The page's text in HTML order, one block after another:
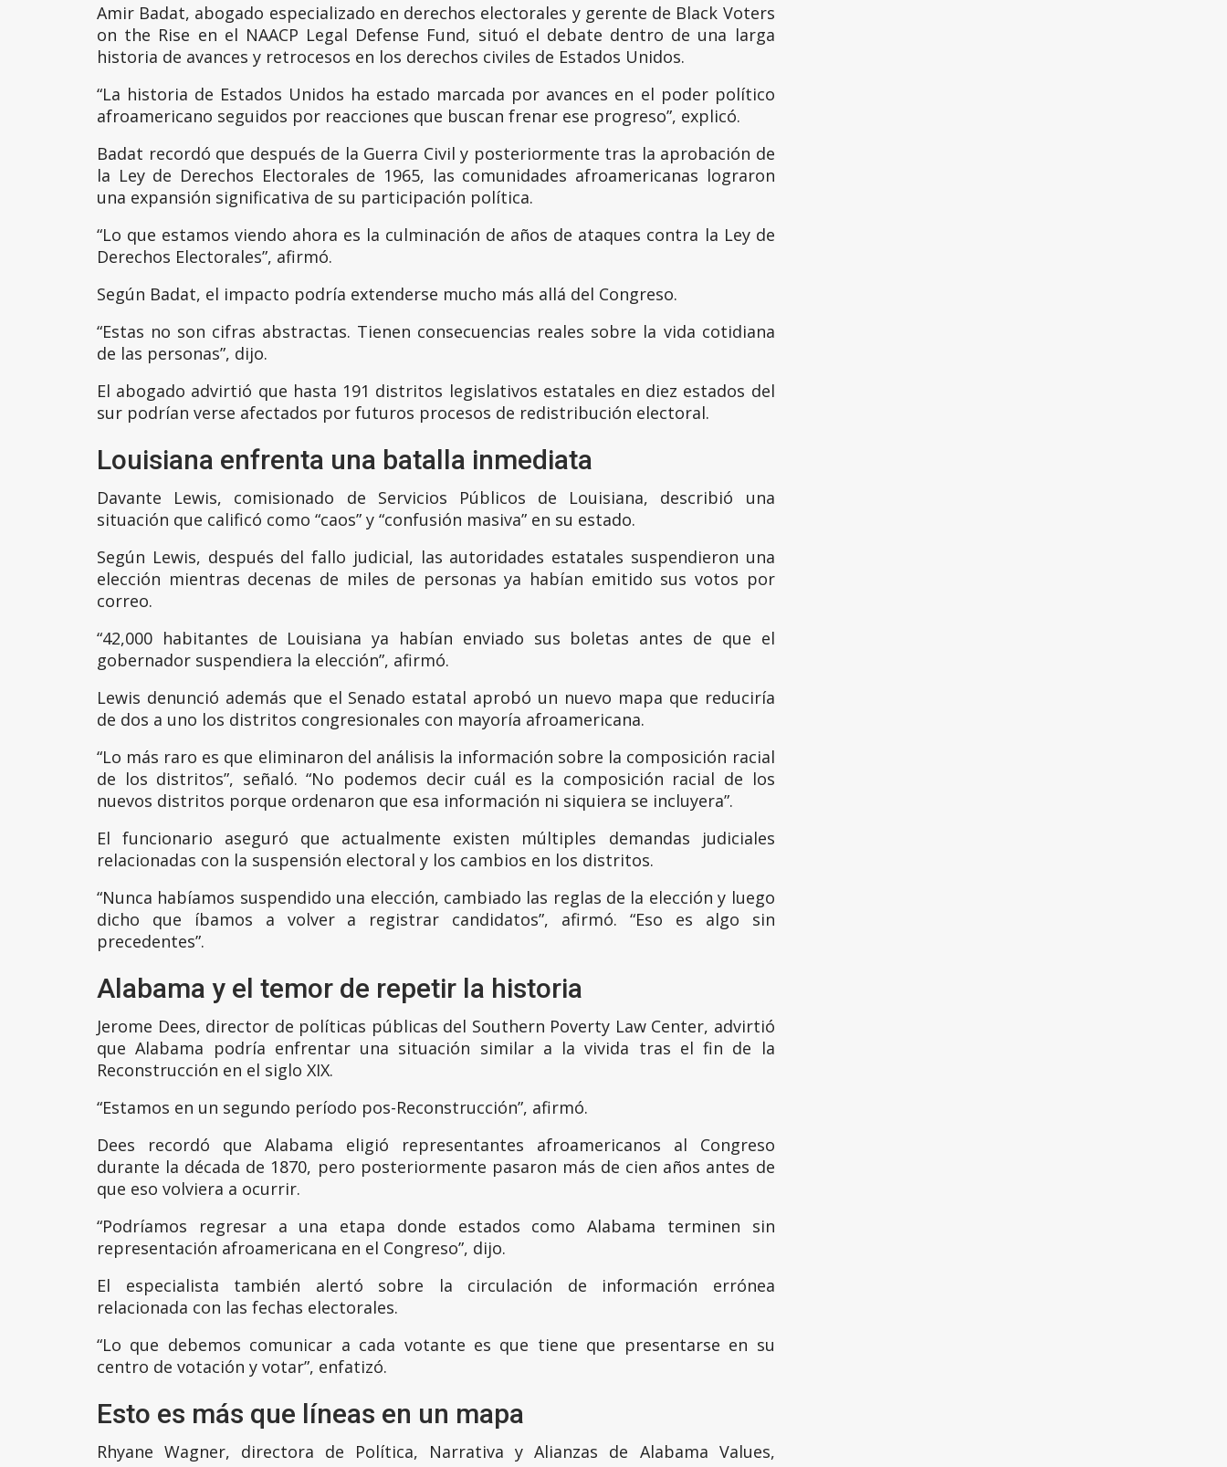
Amir Badat, abogado especializado en derechos electorales y gerente de Black Voters
on the Rise en el NAACP Legal Defense Fund, situó el debate dentro de una larga
historia de avances y retrocesos en los derechos civiles de Estados Unidos.
“La historia de Estados Unidos ha estado marcada por avances en el poder político
afroamericano seguidos por reacciones que buscan frenar ese progreso”, explicó.
Badat recordó que después de la Guerra Civil y posteriormente tras la aprobación de
la Ley de Derechos Electorales de 1965, las comunidades afroamericanas lograron
una expansión significativa de su participación política.
“Lo que estamos viendo ahora es la culminación de años de ataques contra la Ley de
Derechos Electorales”, afirmó.
Según Badat, el impacto podría extenderse mucho más allá del Congreso.
“Estas no son cifras abstractas. Tienen consecuencias reales sobre la vida cotidiana
de las personas”, dijo.
El abogado advirtió que hasta 191 distritos legislativos estatales en diez estados del
sur podrían verse afectados por futuros procesos de redistribución electoral.
Louisiana enfrenta una batalla inmediata
Davante Lewis, comisionado de Servicios Públicos de Louisiana, describió una
situación que calificó como “caos” y “confusión masiva” en su estado.
Según Lewis, después del fallo judicial, las autoridades estatales suspendieron una
elección mientras decenas de miles de personas ya habían emitido sus votos por
correo.
“42,000 habitantes de Louisiana ya habían enviado sus boletas antes de que el
gobernador suspendiera la elección”, afirmó.
Lewis denunció además que el Senado estatal aprobó un nuevo mapa que reduciría
de dos a uno los distritos congresionales con mayoría afroamericana.
“Lo más raro es que eliminaron del análisis la información sobre la composición racial
de los distritos”, señaló. “No podemos decir cuál es la composición racial de los
nuevos distritos porque ordenaron que esa información ni siquiera se incluyera”.
El funcionario aseguró que actualmente existen múltiples demandas judiciales
relacionadas con la suspensión electoral y los cambios en los distritos.
“Nunca habíamos suspendido una elección, cambiado las reglas de la elección y luego
dicho que íbamos a volver a registrar candidatos”, afirmó. “Eso es algo sin
precedentes”.
Alabama y el temor de repetir la historia
Jerome Dees, director de políticas públicas del Southern Poverty Law Center, advirtió
que Alabama podría enfrentar una situación similar a la vivida tras el fin de la
Reconstrucción en el siglo XIX.
“Estamos en un segundo período pos-Reconstrucción”, afirmó.
Dees recordó que Alabama eligió representantes afroamericanos al Congreso
durante la década de 1870, pero posteriormente pasaron más de cien años antes de
que eso volviera a ocurrir.
“Podríamos regresar a una etapa donde estados como Alabama terminen sin
representación afroamericana en el Congreso”, dijo.
El especialista también alertó sobre la circulación de información errónea
relacionada con las fechas electorales.
“Lo que debemos comunicar a cada votante es que tiene que presentarse en su
centro de votación y votar”, enfatizó.
Esto es más que líneas en un mapa
Rhyane Wagner, directora de Política, Narrativa y Alianzas de Alabama Values,